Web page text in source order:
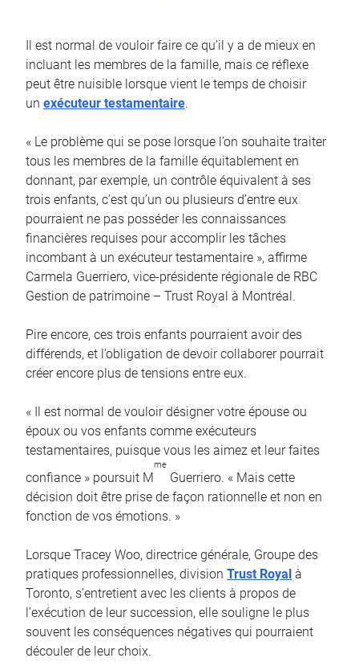
Il est normal de vouloir faire ce qu’il y a de mieux en
incluant les membres de la famille, mais ce réflexe
peut être nuisible lorsque vient le temps de choisir
un exécuteur testamentaire.
« Le problème qui se pose lorsque l’on souhaite traiter
tous les membres de la famille équitablement en
donnant, par exemple, un contrôle équivalent à ses
trois enfants, c’est qu’un ou plusieurs d’entre eux
pourraient ne pas posséder les connaissances
financières requises pour accomplir les tâches
incombant à un exécuteur testamentaire », affirme
Carmela Guerriero, vice-présidente régionale de RBC
Gestion de patrimoine – Trust Royal à Montréal.
Pire encore, ces trois enfants pourraient avoir des
différends, et l’obligation de devoir collaborer pourrait
créer encore plus de tensions entre eux.
« Il est normal de vouloir désigner votre épouse ou
époux ou vos enfants comme exécuteurs
testamentaires, puisque vous les aimez et leur faites
confiance » poursuit M
me
Guerriero. « Mais cette
décision doit être prise de façon rationnelle et non en
fonction de vos émotions. »
Lorsque Tracey Woo, directrice générale, Groupe des
pratiques professionnelles, division Trust Royal à
Toronto, s’entretient avec les clients à propos de
l’exécution de leur succession, elle souligne le plus
souvent les conséquences négatives qui pourraient
découler de leur choix.